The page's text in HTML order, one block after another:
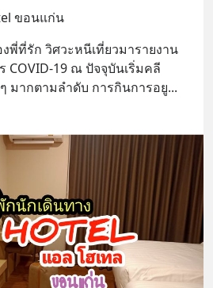
ขอนแก่น
พี่ที่รัก วิศวะหนีเที่ยวมารายงาน
COVID-19 ณ ปัจจุบันเริ่มคลี
มากตามลำดับ การกินการอยู